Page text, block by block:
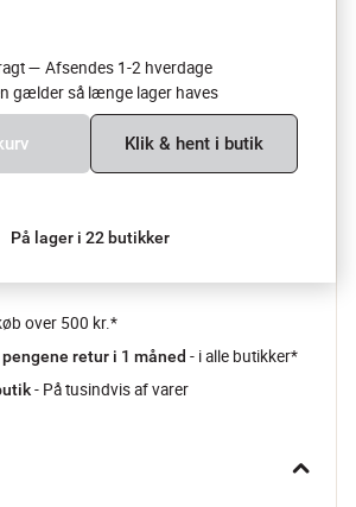
— Afsendes 1-2 hverdage
gælder så længe lager haves
Klik & hent i butik
På lager i 22 butikker
over 500 kr.*
retur i 1 måned - i alle butikker*
- På tusindvis af varer